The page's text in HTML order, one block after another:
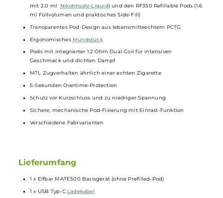
Ergonomisches und schlankes Penstyle-Design
Material: Aluminium & ABS
Integrierter 500 mAh Akku
USB Typ-C Anschluss mit bis zu 5V / 1A Ladestrom
ml Füllvolumen und praktisches Side-Fill)
Transparentes Pod-Design aus lebensmitteechtem PCTG
ErgonomischesMundstück